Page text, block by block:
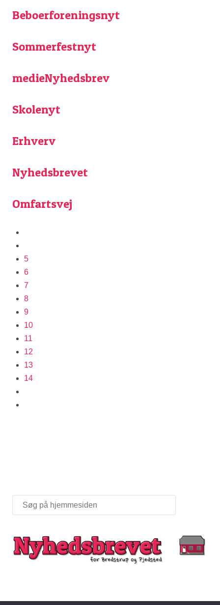
Beboerforeningsnyt
Sommerfestnyt
medieNyhedsbrev
Skolenyt
Erhverv
Nyhedsbrevet
Omfartsvej
5
6
7
8
9
10
11
12
13
14